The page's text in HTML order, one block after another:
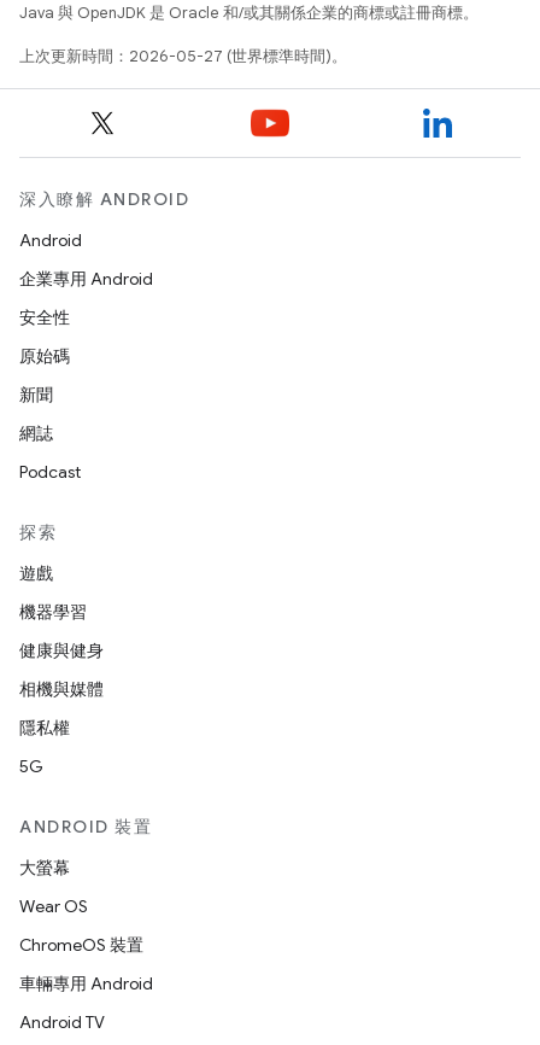
Java 與 OpenJDK 是 Oracle 和/或其關係企業的商標或註冊商標。
上次更新時間：2026-05-27 (世界標準時間)。
深入瞭解 ANDROID
Android
企業專用 Android
安全性
原始碼
新聞
網誌
Podcast
探索
遊戲
機器學習
健康與健身
相機與媒體
隱私權
5G
ANDROID 裝置
大螢幕
Wear OS
ChromeOS 裝置
車輛專用 Android
Android TV